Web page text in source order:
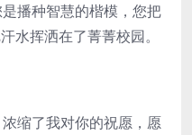
播种智慧的楷模，您把
水挥洒在了菁菁校园。
缩了我对你的祝愿，愿